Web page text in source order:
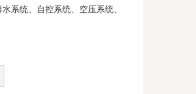
系统、
自控系统、空压系统、